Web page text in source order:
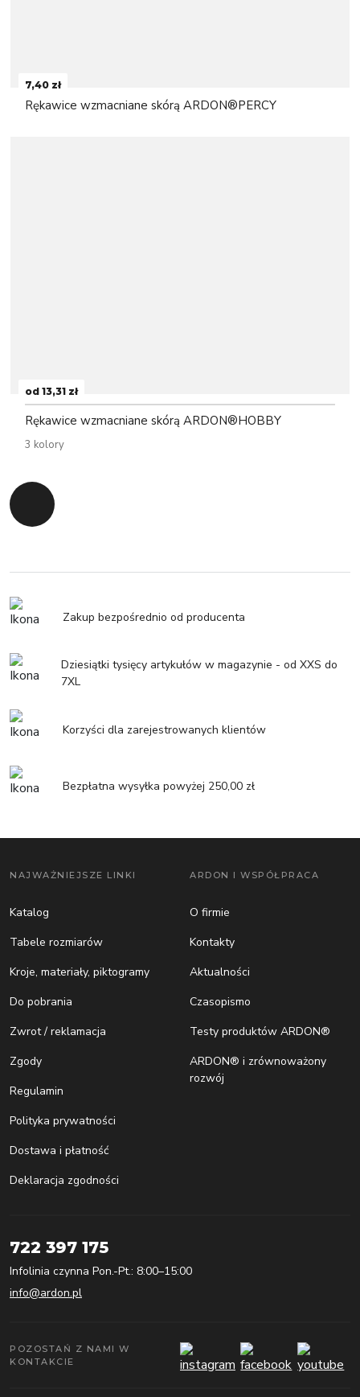
7,40 zł
Rękawice wzmacniane skórą ARDON®PERCY
od 13,31 zł
Rękawice wzmacniane skórą ARDON®HOBBY
3 kolory
Powrót do początku
Zakup bezpośrednio od producenta
Dziesiątki tysięcy artykułów w magazynie - od XXS do
7XL
Korzyści dla zarejestrowanych klientów
Bezpłatna wysyłka powyżej 250,00 zł
NAJWAŻNIEJSZE LINKI
Katalog
Tabele rozmiarów
Kroje, materiały, piktogramy
Do pobrania
Zwrot / reklamacja
Zgody
Regulamin
Polityka prywatności
Dostawa i płatność
Deklaracja zgodności
ARDON I WSPÓŁPRACA
O firmie
Kontakty
Aktualności
Czasopismo
Testy produktów ARDON®
ARDON® i zrównoważony
rozwój
722 397 175
Infolinia czynna Pon.-Pt.: 8:00–15:00
info@ardon.pl
POZOSTAŃ Z NAMI W
KONTAKCIE